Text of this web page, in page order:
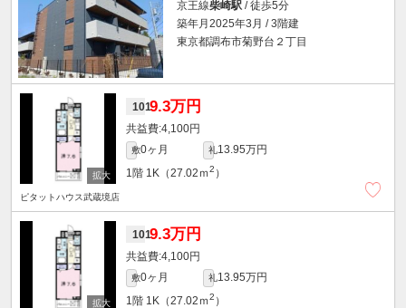
京王線柴崎駅 / 徒歩5分
築年月2025年3月 / 3階建
東京都調布市菊野台２丁目
1019.3万円
4,100円
敷0ヶ月 礼13.95万円
1階 1K（27.02ｍ2 ）
ピタットハウス武蔵境店
1019.3万円
4,100円
敷0ヶ月 礼13.95万円
1階 1K（27.02ｍ2 ）